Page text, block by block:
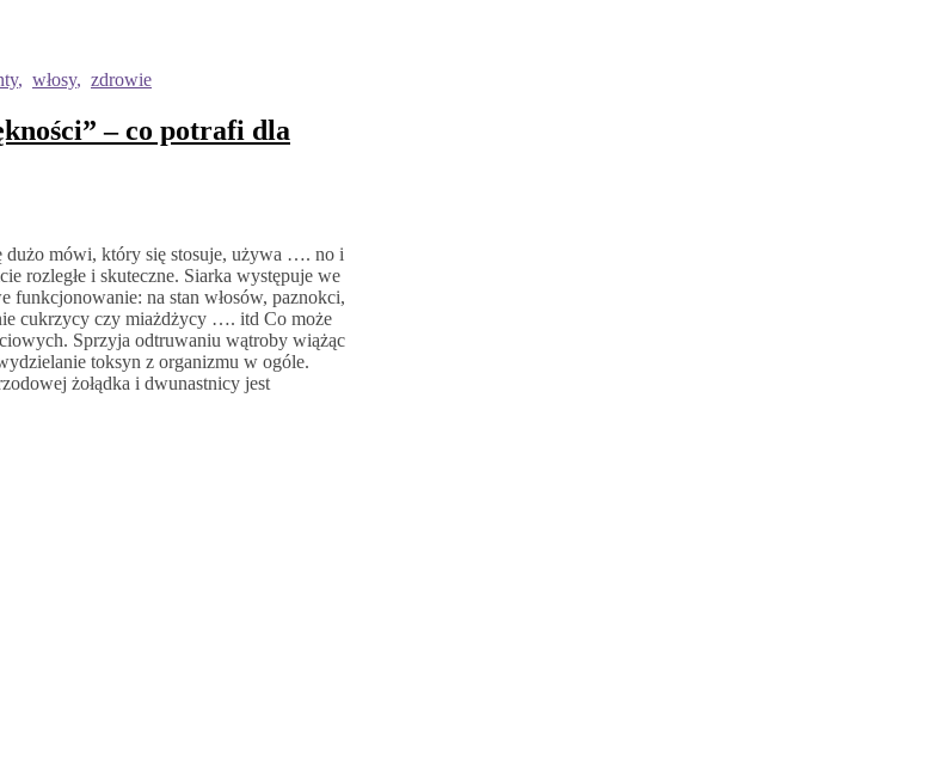
, włosy, zdrowie
– co potrafi dla
dużo mówi, który się stosuje, używa …. no i
rozległe i skuteczne. Siarka występuje we
funkcjonowanie: na stan włosów, paznokci,
cukrzycy czy miażdżycy …. itd Co może
Sprzyja odtruwaniu wątroby wiążąc
toksyn z organizmu w ogóle.
żołądka i dwunastnicy jest